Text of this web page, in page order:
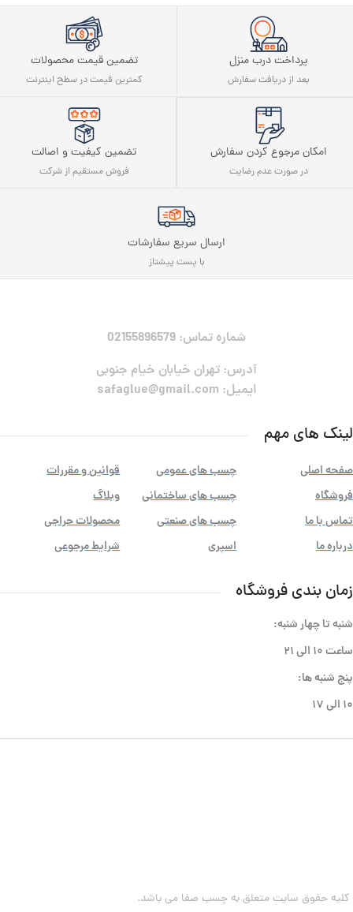
پرداخت درب منزل
بعد از دریافت سفارش
تضمین قیمت محصولات
کمترین قیمت در سطح اینترنت
امکان مرجوع کردن سفارش
در صورت عدم رضایت
تضمین کیفیت و اصالت
فروش مستقیم از شرکت
ارسال سریع سفارشات
با پست پیشتاز
شماره تماس: 02155896579
آدرس: تهران خیابان خیام جنوبی
ایمیل: safaglue@gmail.com
لینک های مهم
صفحه اصلی
فروشگاه
تماس با ما
درباره ما
چسب های عمومی
چسب های ساختمانی
چسب های صنعتی
اسپری
قوانین و مقررات
وبلاگ
محصولات حراجی
شرایط مرجوعی
زمان بندی فروشگاه
شنبه تا چهار شنبه:
ساعت ۱۰ الی ۲۱
پنج شنبه ها:
۱۰ الی ۱۷
کلیه حقوق سایت متعلق به چسب صفا می باشد.